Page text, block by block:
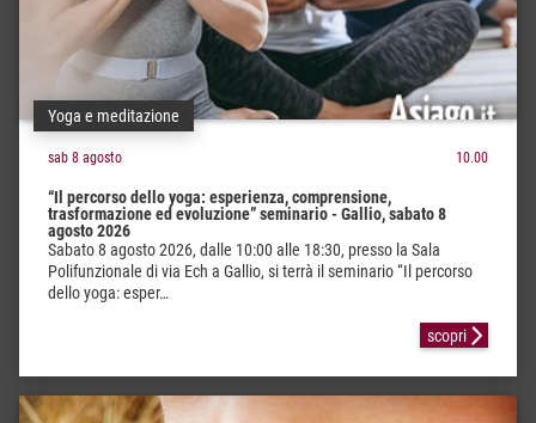
Yoga e meditazione
sab 8 agosto 10.00
“Il percorso dello yoga: esperienza, comprensione,
trasformazione ed evoluzione” seminario - Gallio, sabato 8
agosto 2026
Sabato 8 agosto 2026, dalle 10:00 alle 18:30, presso la Sala
Polifunzionale di via Ech a Gallio, si terrà il seminario “Il percorso
dello yoga: esper…
scopri